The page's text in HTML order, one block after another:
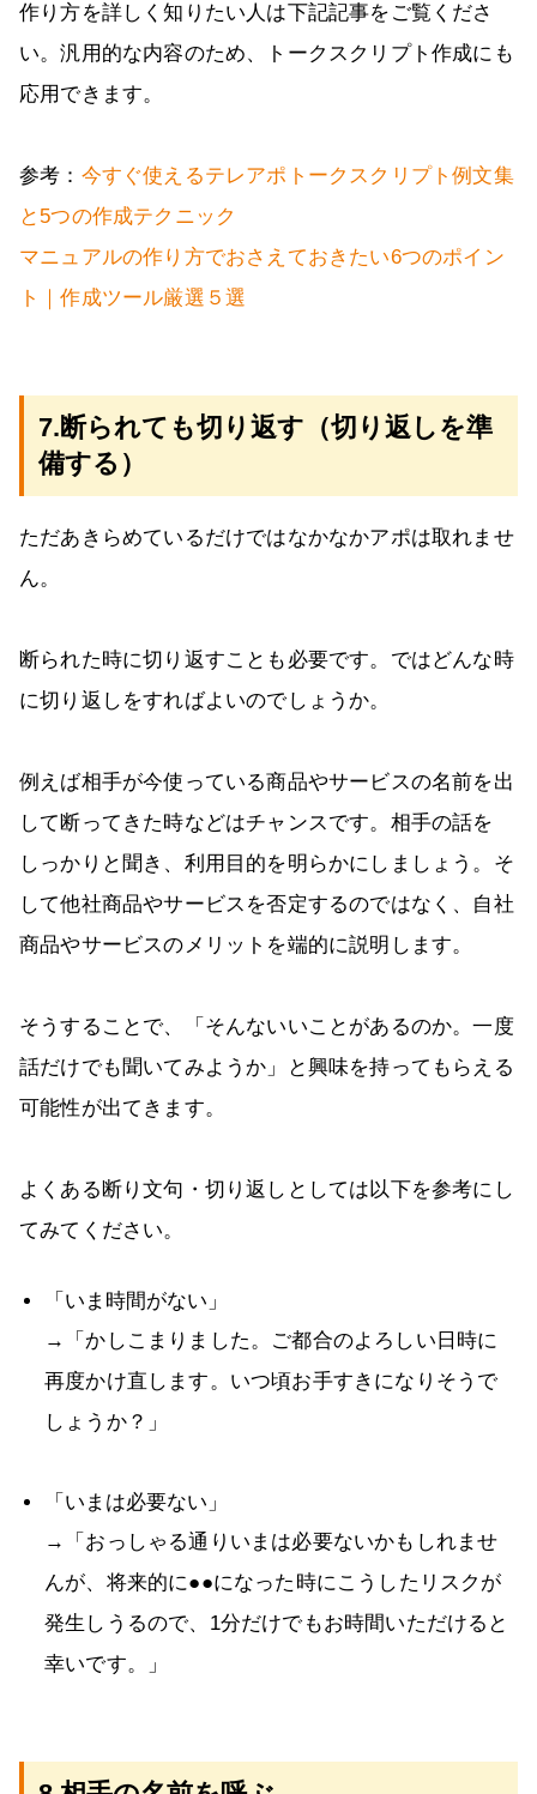
作り方を詳しく知りたい人は下記記事をご覧くださ
い。汎用的な内容のため、トークスクリプト作成にも
応用できます。
参考： 今すぐ使えるテレアポトークスクリプト例文集
と5つの作成テクニック
マニュアルの作り方でおさえておきたい6つのポイン
ト｜作成ツール厳選５選
7.断られても切り返す（切り返しを準
備する）
ただあきらめているだけではなかなかアポは取れませ
ん。
断られた時に切り返すことも必要です。ではどんな時
に切り返しをすればよいのでしょうか。
例えば相手が今使っている商品やサービスの名前を出
して断ってきた時などはチャンスです。相手の話を
しっかりと聞き、利用目的を明らかにしましょう。そ
して他社商品やサービスを否定するのではなく、自社
商品やサービスのメリットを端的に説明します。
そうすることで、「そんないいことがあるのか。一度
話だけでも聞いてみようか」と興味を持ってもらえる
可能性が出てきます。
よくある断り文句・切り返しとしては以下を参考にし
てみてください。
「いま時間がない」
→「かしこまりました。ご都合のよろしい日時に
再度かけ直します。いつ頃お手すきになりそうで
しょうか？」
「いまは必要ない」
→「おっしゃる通りいまは必要ないかもしれませ
んが、将来的に●●になった時にこうしたリスクが
発生しうるので、1分だけでもお時間いただけると
幸いです。」